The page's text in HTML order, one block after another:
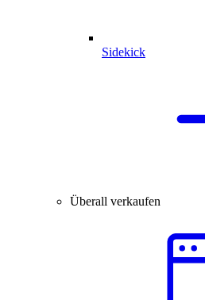
Sidekick
Überall verkaufen